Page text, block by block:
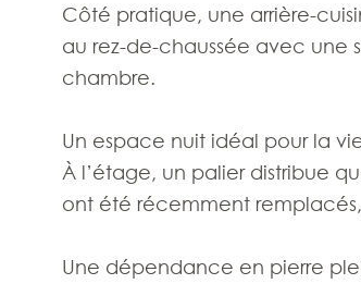
Côté pratique, une arrière-
au rez-de-chaussée avec
chambre.
Un espace nuit idéal pour la
À l’étage, un palier distribue
ont été récemment
Une dépendance en pierre